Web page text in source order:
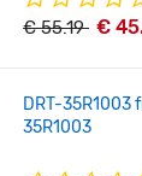
€ 55.19 €
DRT-35R1003
35R1003